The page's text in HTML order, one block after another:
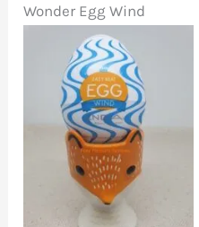
Wonder Egg Wind
Aucune légende